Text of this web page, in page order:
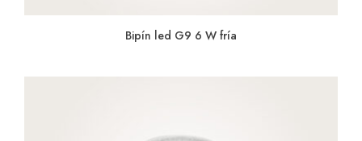
Bipín led G9 6 W fría